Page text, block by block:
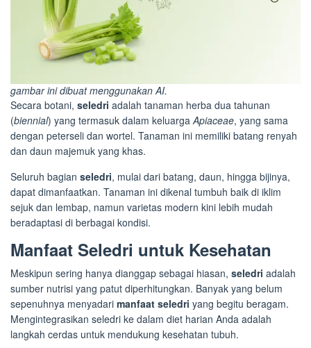
gambar ini dibuat menggunakan AI.
Secara botani, seledri adalah tanaman herba dua tahunan
(biennial) yang termasuk dalam keluarga Apiaceae, yang sama
dengan peterseli dan wortel. Tanaman ini memiliki batang renyah
dan daun majemuk yang khas.
Seluruh bagian seledri, mulai dari batang, daun, hingga bijinya,
dapat dimanfaatkan. Tanaman ini dikenal tumbuh baik di iklim
sejuk dan lembap, namun varietas modern kini lebih mudah
beradaptasi di berbagai kondisi.
Manfaat Seledri untuk Kesehatan
Meskipun sering hanya dianggap sebagai hiasan, seledri adalah
sumber nutrisi yang patut diperhitungkan. Banyak yang belum
sepenuhnya menyadari manfaat seledri yang begitu beragam.
Mengintegrasikan seledri ke dalam diet harian Anda adalah
langkah cerdas untuk mendukung kesehatan tubuh.